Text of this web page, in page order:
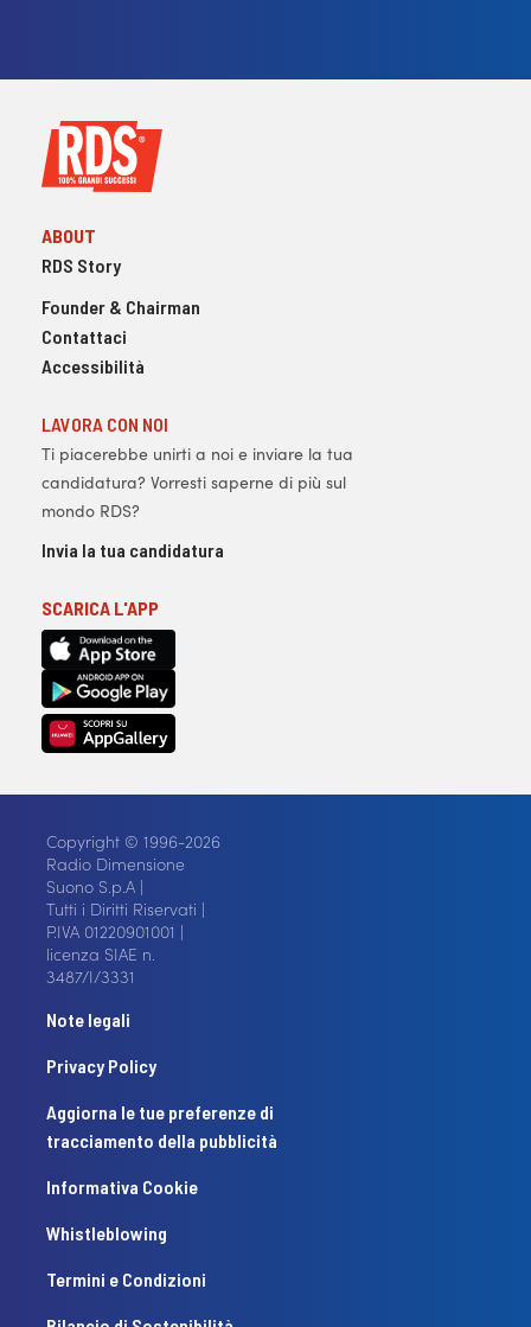
ABOUT
RDS Story
Founder & Chairman
Contattaci
Accessibilità
LAVORA CON NOI
Ti piacerebbe unirti a noi e inviare la tua
candidatura? Vorresti saperne di più sul
mondo RDS?
Invia la tua candidatura
SCARICA L'APP
Copyright © 1996-2026
Radio Dimensione
Suono S.p.A |
Tutti i Diritti Riservati |
P.IVA 01220901001 |
licenza SIAE n.
3487/I/3331
Note legali
Privacy Policy
Aggiorna le tue preferenze di
tracciamento della pubblicità
Informativa Cookie
Whistleblowing
Termini e Condizioni